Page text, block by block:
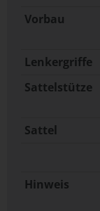
Vorbau
Lenkergriffe
Sattelstütze
Sattel
Hinweis